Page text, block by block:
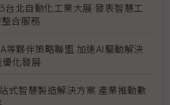
台北自動化工業大展 發表智慧工
合服務
等夥伴策略聯盟 加速AI驅動解決
化發展
式智慧製造解決方案 產業推動數